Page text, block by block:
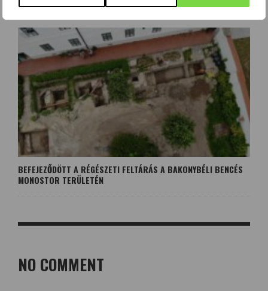
BEFEJEZŐDÖTT A RÉGÉSZETI FELTÁRÁS A BAKONYBÉLI BENCÉS
MONOSTOR TERÜLETÉN
NO COMMENT